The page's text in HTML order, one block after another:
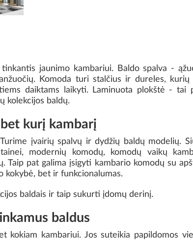
jaunimo kambariui. Baldo spalva -
Komoda turi stalčius ir dureles,
daiktams laikyti. Laminuota plokštė - tai
kolekcijos baldų.
kurį kambarį
įvairių spalvų ir dydžių baldų modelių.
modernių komodų, komodų vaikų
Taip pat galima įsigyti kambario komodų su
kokybė, bet ir funkcionalumas.
baldais ir taip sukurti įdomų derinį.
baldus
kokiam kambariui. Jos suteikia papildomos